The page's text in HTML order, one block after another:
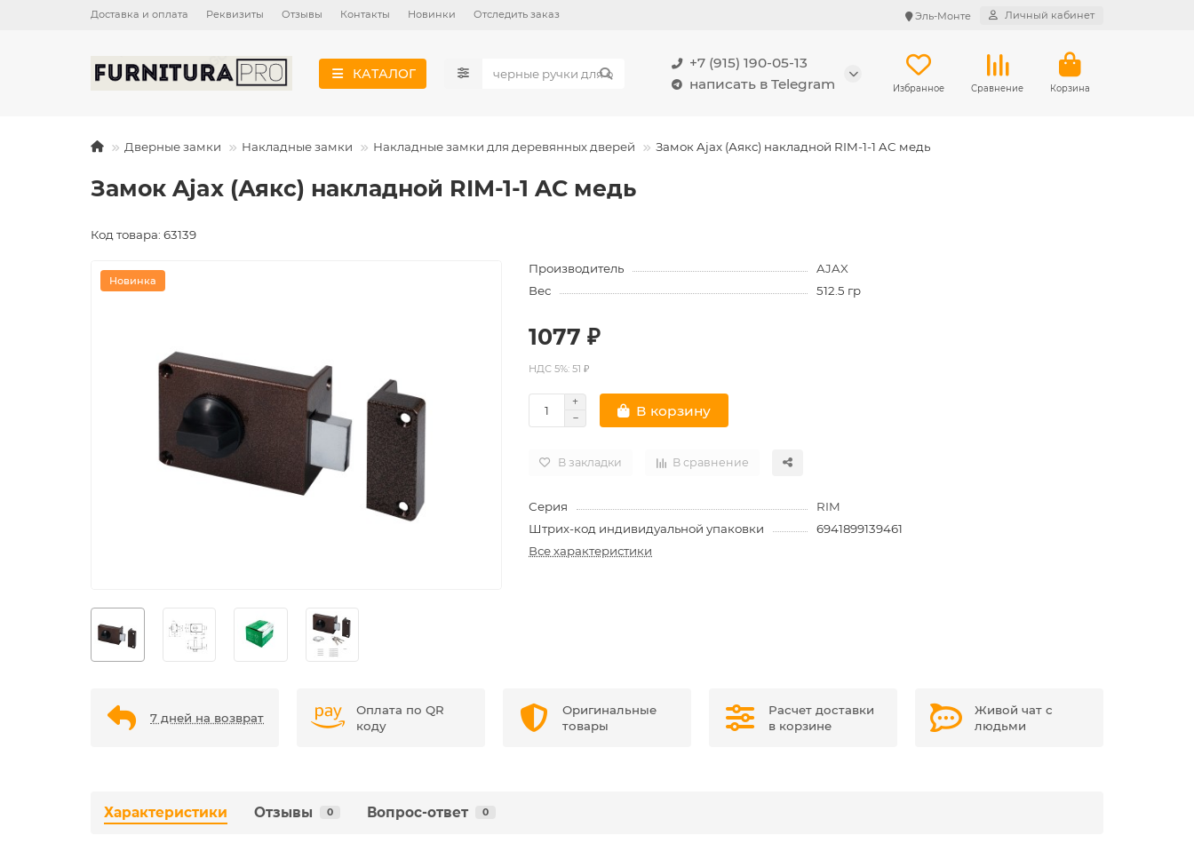
Доставка и оплата Реквизиты Отзывы Контакты Новинки Отследить заказ Эль-Монте Личный кабинет
КАТАЛОГ
+7 (915) 190-05-13
написать в Telegram
Избранное Сравнение Корзина
Дверные замки Накладные замки Накладные замки для деревянных дверей Замок Ajax (Аякс) накладной RIM-1-1 AC медь
Замок Ajax (Аякс) накладной RIM-1-1 AC медь
Код товара: 63139
Новинка
Производитель
AJAX
Вес
512.5 гр
1077 ₽
НДС 5%: 51 ₽
В корзину
В закладки В сравнение
Серия
RIM
Штрих-код индивидуальной упаковки
6941899139461
Все характеристики
7 дней на возврат
Оплата по QR
коду
Оригинальные
товары
Расчет доставки
в корзине
Живой чат с
людьми
Характеристики Отзывы 0 Вопрос-ответ 0